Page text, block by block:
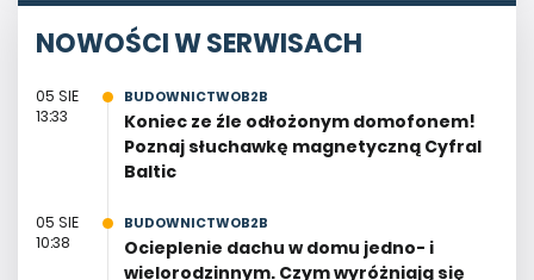
NOWOŚCI W SERWISACH
05 SIE
13:33
BUDOWNICTWOB2B
Koniec ze źle odłożonym domofonem!
Poznaj słuchawkę magnetyczną Cyfral
Baltic
05 SIE
10:38
BUDOWNICTWOB2B
Ocieplenie dachu w domu jedno- i
wielorodzinnym. Czym wyróżniają się